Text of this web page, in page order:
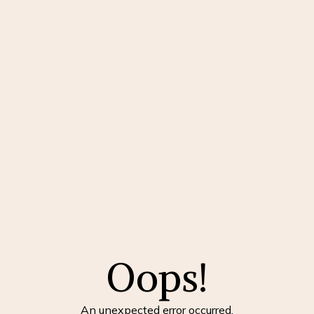
Oops!
An unexpected error occurred.